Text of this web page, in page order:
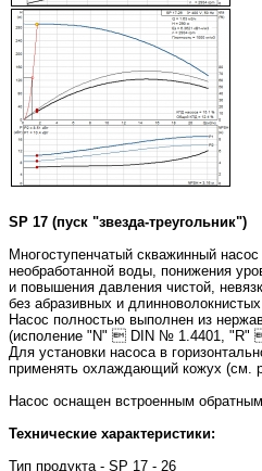
SP 17 (пуск "звезда-треугольник")
Многоступенчатый скважинный
необработанной воды, понижения
и повышения давления чистой,
без абразивных и
Насос полностью выполнен из
(исполение "N"  DIN № 1.4401, "R"
Для установки насоса в
применять охлаждающий кожух (см.
Насос оснащен встроенным
Технические характеристики:
Тип продукта - SP 17 - 26